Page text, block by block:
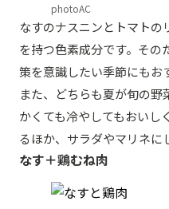
photoAC
なすのナスニンとトマト
を持つ色素成分です。その
策を意識したい季節にもお
また、どちらも夏が旬の野
かくても冷やしてもおいし
るほか、サラダやマリネに
なす＋鶏むね肉